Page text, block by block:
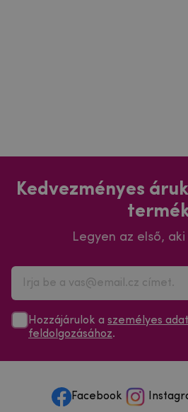
Kedvezményes
Legyen az első,
Hozzájárulok a személyes
feldolgozásához.
Facebook